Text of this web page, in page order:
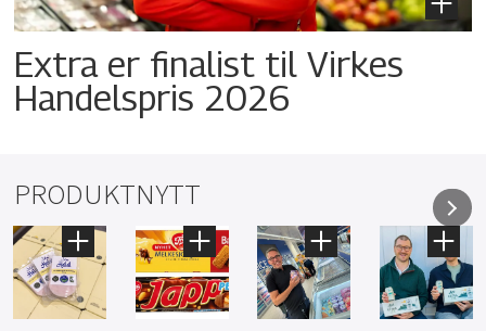
Extra er finalist til Virkes
Handelspris 2026
PRODUKTNYTT